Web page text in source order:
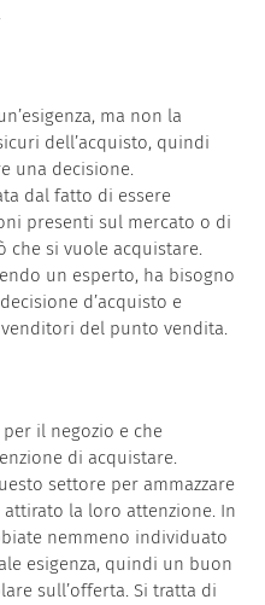
ma non la
dell’acquisto, quindi
una decisione.
dal fatto di essere
presenti sul mercato o di
che si vuole acquistare.
un esperto, ha bisogno
d’acquisto e
del punto vendita.
il negozio e che
di acquistare.
settore per ammazzare
la loro attenzione. In
nemmeno individuato
esigenza, quindi un buon
sull’offerta. Si tratta di